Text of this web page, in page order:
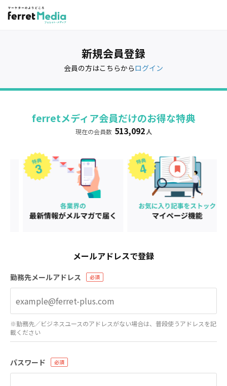
新規会員登録
会員の方はこちらからログイン
ferretメディア会員だけのお得な特典
現在の会員数 513,092 人
メールアドレスで登録
勤務先メールアドレス
※勤務先／ビジネスユースのアドレスがない場合は、普段使うアドレスを記
載ください
パスワード